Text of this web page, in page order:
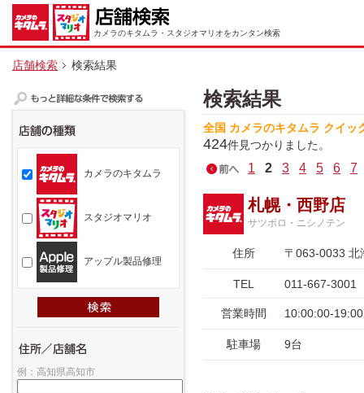
カメラのキタムラ・スタジオマリオをカンタン検索
店舗検索 検索結果
検索結果
全国 カメラのキタムラ クイッ
424件見つかりました。
1 2 3 4 5 6 7
札幌・西野店
サツポロ・ニシノテン
住所 〒063-0033 北
TEL 011-667-3001
営業時間 10:00:00-
駐車場 9台
カメラのキタムラ
スタジオマリオ
アップル製品修理
例：高知県高知市